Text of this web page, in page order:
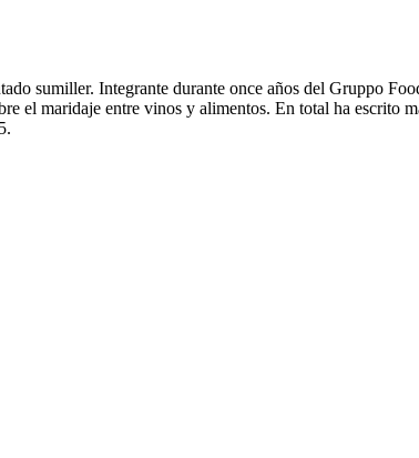
sumiller. Integrante durante once años del Gruppo
el maridaje entre vinos y alimentos. En total ha escrito